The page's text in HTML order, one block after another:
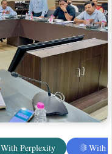
With Perplexity With